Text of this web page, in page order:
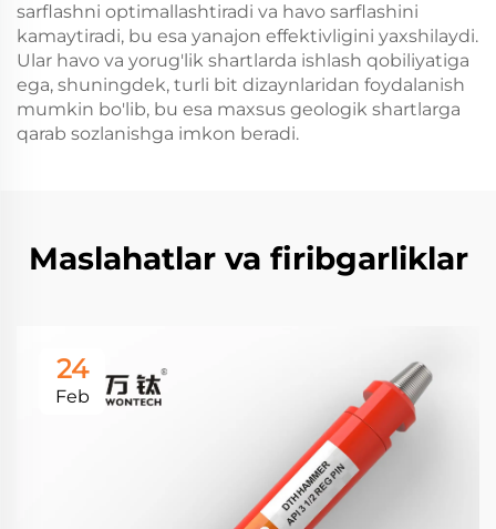
sarflashni optimallashtiradi va havo sarflashini
kamaytiradi, bu esa yanajon effektivligini yaxshilaydi.
Ular havo va yorug'lik shartlarda ishlash qobiliyatiga
ega, shuningdek, turli bit dizaynlaridan foydalanish
mumkin bo'lib, bu esa maxsus geologik shartlarga
qarab sozlanishga imkon beradi.
Maslahatlar va firibgarliklar
24
Feb